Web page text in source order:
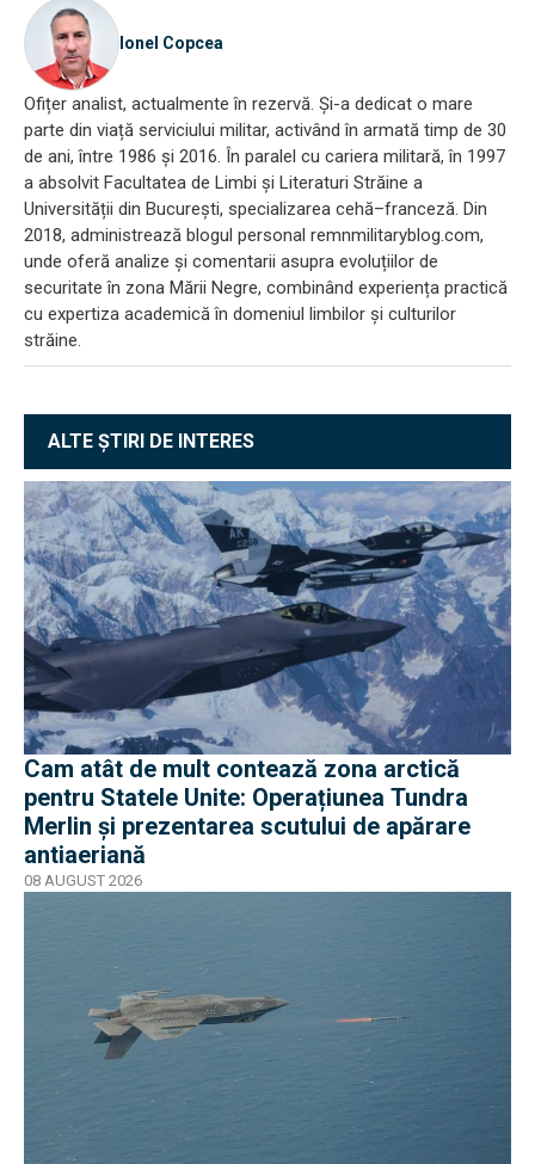
Ionel Copcea
Ofițer analist, actualmente în rezervă. Și-a dedicat o mare
parte din viață serviciului militar, activând în armată timp de 30
de ani, între 1986 și 2016. În paralel cu cariera militară, în 1997
a absolvit Facultatea de Limbi și Literaturi Străine a
Universității din București, specializarea cehă–franceză. Din
2018, administrează blogul personal remnmilitaryblog.com,
unde oferă analize și comentarii asupra evoluțiilor de
securitate în zona Mării Negre, combinând experiența practică
cu expertiza academică în domeniul limbilor și culturilor
străine.
ALTE ȘTIRI DE INTERES
Cam atât de mult contează zona arctică
pentru Statele Unite: Operațiunea Tundra
Merlin şi prezentarea scutului de apărare
antiaeriană
08 AUGUST 2026